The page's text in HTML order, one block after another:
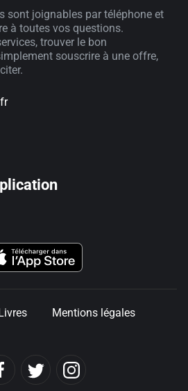
sont joignables par téléphone et
à toutes vos questions.
trouver le bon
souscrire à une offre,
Livres
Mentions légales